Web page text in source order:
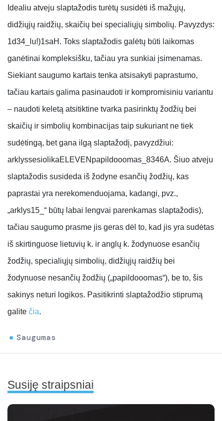
Idealiu atveju slaptažodis turėtų susidėti iš mažųjų,
didžiųjų raidžių, skaičių bei specialiųjų simbolių. Pavyzdys:
1d34_lu!)1saH. Toks slaptažodis galėtų būti laikomas
ganėtinai kompleksišku, tačiau yra sunkiai įsimenamas.
Siekiant saugumo kartais tenka atsisakyti paprastumo,
tačiau kartais galima pasinaudoti ir kompromisiniu variantu
– naudoti keletą atsitiktine tvarka pasirinktų žodžių bei
skaičių ir simbolių kombinacijas taip sukuriant ne tiek
sudėtingą, bet gana ilgą slaptažodį, pavyzdžiui:
arklyssesiolikaELEVENpapildooomas_8346A. Šiuo atveju
slaptažodis susideda iš žodyne esančių žodžių, kas
paprastai yra nerekomenduojama, kadangi, pvz.,
„arklys15_“ būtų labai lengvai parenkamas slaptažodis),
tačiau saugumo prasme jis geras dėl to, kad jis yra sudėtas
iš skirtinguose lietuvių k. ir anglų k. žodynuose esančių
žodžių, specialiųjų simbolių, didžiųjų raidžių bei
žodynuose nesančių žodžių („papildooomas“), be to, šis
sakinys neturi logikos. Pasitikrinti slaptažodžio stiprumą
galite čia.
Saugumas
Susiję straipsniai